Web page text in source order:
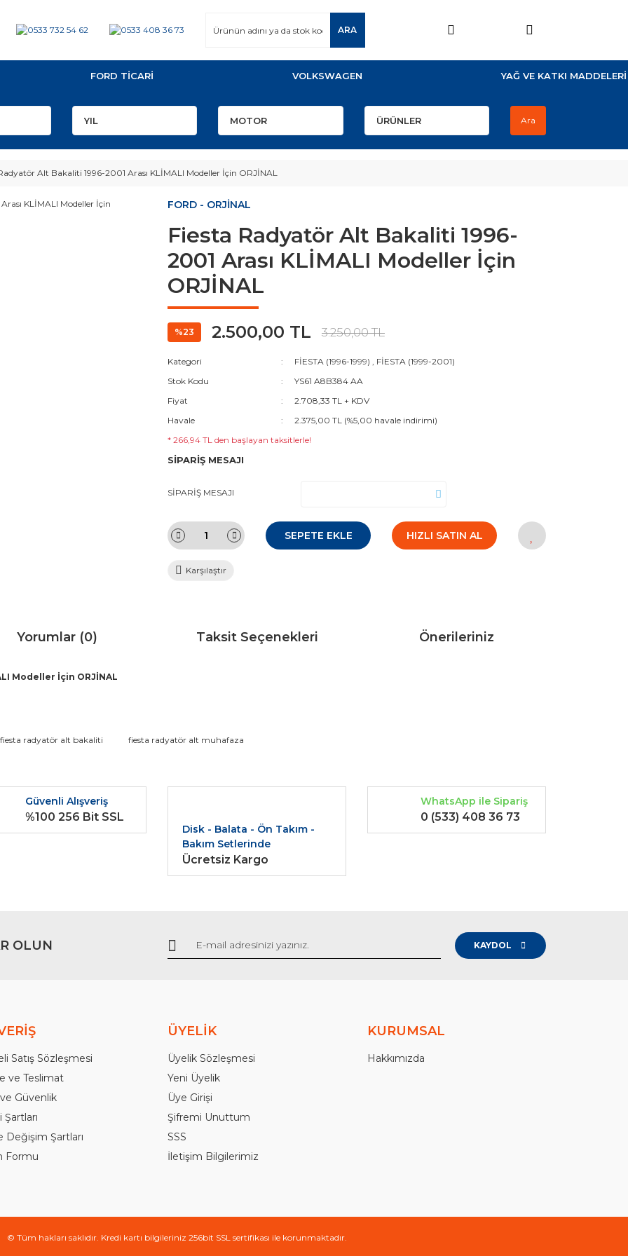
ARA
FORD TİCARİ VOLKSWAGEN YAĞ VE KATKI MADDELERİ
Ara
Alt Bakaliti 1996-2001 Arası KLİMALI Modeller İçin ORJİNAL
FORD - ORJİNAL
Fiesta Radyatör Alt Bakaliti 1996-
2001 Arası KLİMALI Modeller İçin
ORJİNAL
%23 2.500,00 TL 3.250,00 TL
Kategori FİESTA (1996-1999) , FİESTA (1999-2001)
Stok Kodu
YS61 A8B384 AA
Fiyat
2.708,33 TL + KDV
Havale
2.375,00 TL (%5,00 havale indirimi)
* 266,94 TL den başlayan taksitlerle!
SİPARİŞ MESAJI
SİPARİŞ MESAJI
SEPETE EKLE HIZLI SATIN AL
Karşılaştır
Yorumlar (0) Taksit Seçenekleri Önerileriniz
Modeller İçin ORJİNAL
diğer konularda yetersiz gördüğünüz noktaları öneri formunu kullanarak tarafımıza iletebilirsiniz.
Gönder
fiesta radyatör alt bakaliti fiesta radyatör alt muhafaza
Güvenli Alışveriş
%100 256 Bit SSL
Disk - Balata - Ön Takım -
Bakım Setlerinde
Ücretsiz Kargo
WhatsApp ile Sipariş
0 (533) 408 36 73
OLUN KAYDOL
Satış Sözleşmesi
ve Teslimat
Güvenlik
Şartları
Değişim Şartları
Formu
ÜYELİK
Üyelik Sözleşmesi
Yeni Üyelik
Üye Girişi
Şifremi Unuttum
SSS
İletişim Bilgilerimiz
KURUMSAL
Hakkımızda
© Tüm hakları saklıdır. Kredi kartı bilgileriniz 256bit SSL sertifikası ile korunmaktadır.